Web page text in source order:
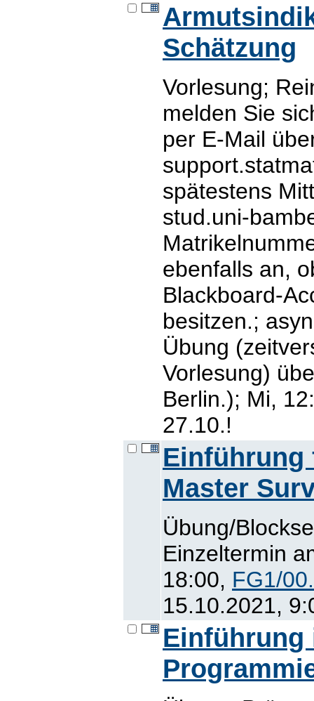
Schätzung
Vorlesung;
melden Sie
per E-Mail
spätestens
stud.uni-
ebenfalls an,
Blackboard-
besitzen.;
Übung
Vorlesung)
Berlin.); Mi,
27.10.!
Einführung
Master
Übung/
Einzeltermin
18:00, FG1/
15.10.2021,
Einführung